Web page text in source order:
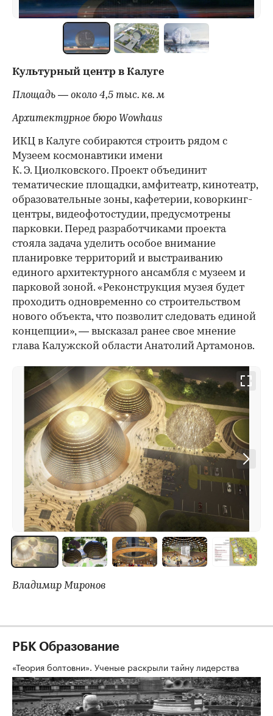
Культурный центр в Калуге
Площадь — около 4,5 тыс. кв. м
Архитектурное бюро Wowhaus
ИКЦ в Калуге собираются строить рядом с
Музеем космонавтики имени
К. Э. Циолковского. Проект объединит
тематические площадки, амфитеатр, кинотеатр,
образовательные зоны, кафетерии, коворкинг-
центры, видеофотостудии, предусмотрены
парковки. Перед разработчиками проекта
стояла задача уделить особое внимание
планировке территорий и выстраиванию
единого архитектурного ансамбля с музеем и
парковой зоной. «Реконструкция музея будет
проходить одновременно со строительством
нового объекта, что позволит следовать единой
концепции», — высказал ранее свое мнение
глава Калужской области Анатолий Артамонов.
Владимир Миронов
РБК Образование
«Теория болтовни». Ученые раскрыли тайну лидерства